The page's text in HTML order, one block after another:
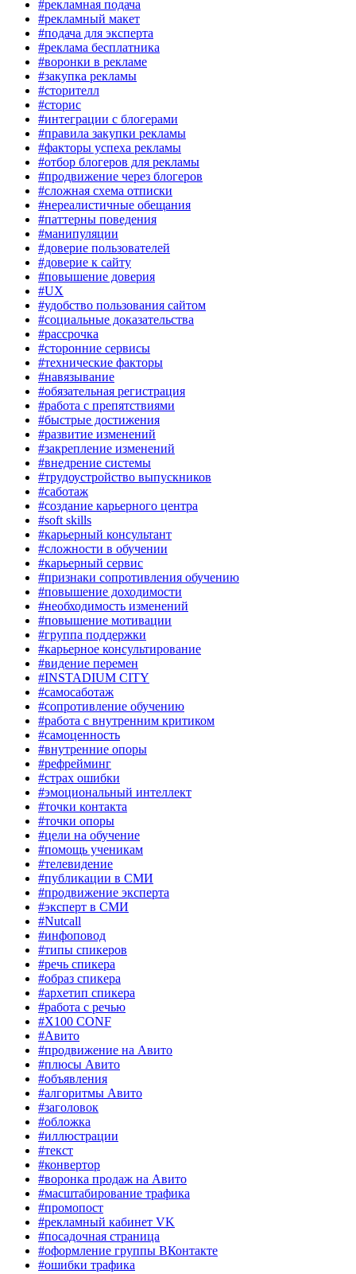
#рекламная подача
#рекламный макет
#подача для эксперта
#реклама бесплатника
#воронки в рекламе
#закупка рекламы
#сторителл
#сторис
#интеграции с блогерами
#правила закупки рекламы
#факторы успеха рекламы
#отбор блогеров для рекламы
#продвижение через блогеров
#сложная схема отписки
#нереалистичные обещания
#паттерны поведения
#манипуляции
#доверие пользователей
#доверие к сайту
#повышение доверия
#UX
#удобство пользования сайтом
#социальные доказательства
#рассрочка
#сторонние сервисы
#технические факторы
#навязывание
#обязательная регистрация
#работа с препятствиями
#быстрые достижения
#развитие изменений
#закрепление изменений
#внедрение системы
#трудоустройство выпускников
#саботаж
#создание карьерного центра
#soft skills
#карьерный консультант
#сложности в обучении
#карьерный сервис
#признаки сопротивления обучению
#повышение доходимости
#необходимость изменений
#повышение мотивации
#группа поддержки
#карьерное консультирование
#видение перемен
#INSTADIUM CITY
#самосаботаж
#сопротивление обучению
#работа с внутренним критиком
#самоценность
#внутренние опоры
#рефрейминг
#страх ошибки
#эмоциональный интеллект
#точки контакта
#точки опоры
#цели на обучение
#помощь ученикам
#телевидение
#публикации в СМИ
#продвижение эксперта
#эксперт в СМИ
#Nutcall
#инфоповод
#типы спикеров
#речь спикера
#образ спикера
#архетип спикера
#работа с речью
#X100 CONF
#Авито
#продвижение на Авито
#плюсы Авито
#объявления
#алгоритмы Авито
#заголовок
#обложка
#иллюстрации
#текст
#конвертор
#воронка продаж на Авито
#масштабирование трафика
#промопост
#рекламный кабинет VK
#посадочная страница
#оформление группы ВКонтакте
#ошибки трафика